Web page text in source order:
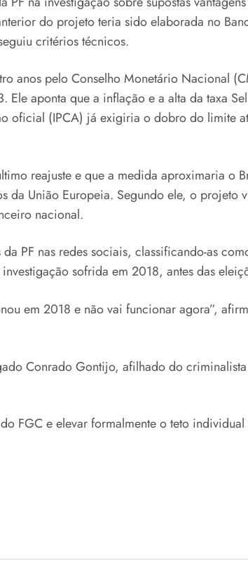
do projeto teria sido elaborada no
critérios técnicos.
anos pelo Conselho Monetário Nacional
aponta que a inflação e a alta da taxa
oficial (IPCA) já exigiria o dobro do limite
reajuste e que a medida aproximaria o
União Europeia. Segundo ele, o projeto
nacional.
PF nas redes sociais, classificando-as
sofrida em 2018, antes das
em 2018 e não vai funcionar agora”,
Conrado Gontijo, afilhado do
FGC e elevar formalmente o teto individual